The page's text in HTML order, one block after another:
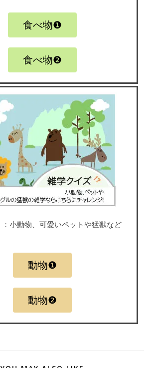
食べ物❶
食べ物❷
：小動物、可愛いペットや猛獣など
動物❶
動物❷